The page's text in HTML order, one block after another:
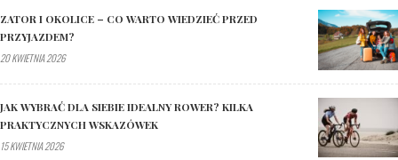
ZATOR I OKOLICE – CO WARTO WIEDZIEĆ PRZED
PRZYJAZDEM?
20 KWIETNIA 2026
JAK WYBRAĆ DLA SIEBIE IDEALNY ROWER? KILKA
PRAKTYCZNYCH WSKAZÓWEK
15 KWIETNIA 2026